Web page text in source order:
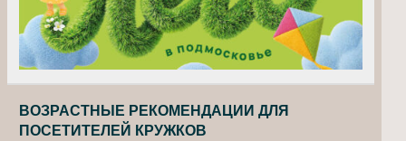
ВОЗРАСТНЫЕ РЕКОМЕНДАЦИИ ДЛЯ
ПОСЕТИТЕЛЕЙ КРУЖКОВ